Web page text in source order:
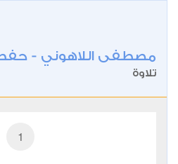
مصطفى اللاهوني -
تلاوة
1